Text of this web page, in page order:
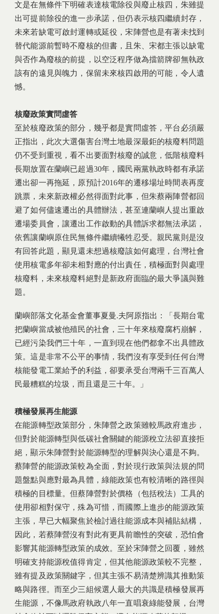
文是在無條件下明確表達核電除役與廢止核四，朱雖提
出可提前除役的進一步承諾，但仍表示核四繼續封存，
未來若缺電可啟封運轉或延役，宋陣營也是有著未找到
替代能源前暫時不廢核的但書，且朱、宋都主張以缺電
與否作為廢核的前提，以空泛程序做為擋箭牌卻無執政
該有的遠見與魄力，保留未來核四啟用的可能，令人遺
憾。
核廢政策實問虛答
至於核廢政策的部分，幾乎都是實問虛答，平台必須嚴
正指出，此次大選傷害台灣土地最深最鉅的核廢料問題
仍不受到重視，看不出要面對核廢的誠意，低階核廢料
長期放置在蘭嶼已超過30年，國民兩黨執政時都有承諾
遷出卻一再拖延，原預計2016年的遷移場址時間表再度
跳票，未來新政權必然得面對此事，但朱蔡兩陣營都回
避了如何儘速遷出的具體辦法，甚至連蘭嶼人提出重啟
遷場委員會，讓遷出工作啟動的具體訴求都無法承諾，
依舊讓蘭嶼原住民無條件繼續犧牲忍受。親民黨則是沒
有回答此題，顯見還未想過核廢該如何處理，台灣社會
使用核電多年卻未相對應的付出責任，積極面對與處理
核廢料，未來核廢料絕對是新政府面臨的最大爭議與難
題。
蘭嶼部落文化基金會董事夏曼.夫阿原指出：「長期台電
把蘭嶼當成被他殖民的社會，三十年來核廢腐朽崩解，
已經污染我們三十年，一直到現在他們都拿不出具體政
策。這是非常不公平的事情，我們沒有享受到任何台灣
核能發電工業給予的利益，卻要承受台灣兩千三百萬人
民最糟糕的垃圾，而且還是三十年。」
積極發展再生能源
在能源轉型政策部分，朱陣營之政策雖較馬政府進步，
但對於能源轉型與低碳社會關鍵的能源稅立法卻直接拒
絕，顯示朱陣營對於能源轉型的理解與決心還是不夠。
蔡陣營的能源政策較為全面，對於現行政策與法規的問
題盤點與應對最為具體，綠能政策也有較清晰的路徑與
積極的目標量。但蔡陣營對於價格（包括稅法）工具的
使用卻相對保守，殊為可惜，而國際上進步的能源政策
主張，早已大幅聚焦於檢討過往能源成本與補貼結構，
因此，若蔡陣營沒有對此有更具前瞻性的突破，恐怕會
影響其能源轉型政策的成效。至於宋陣營之回覆，雖然
明確支持能源稅值得肯定，但其他能源政策較不完整，
雖有提及政策關鍵字，但其主張不易清楚辨識其推動策
略與路徑。而至少三組候選人最大的共識是積極發展再
生能源，不像馬政府執政八年一直唱衰綠能發展，台灣